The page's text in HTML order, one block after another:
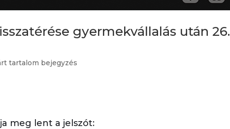
gyermekvállalás után 26.
tartalom bejegyzés
meg lent a jelszót: